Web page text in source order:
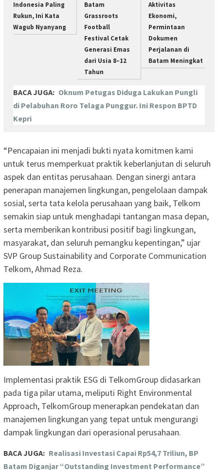
Indonesia Paling
Rukun, Ini Kata
Wagub Nyanyang
Batam
Grassroots
Football
Festival Cetak
Generasi Emas
dari Usia 8–12
Tahun
Aktivitas
Ekonomi,
Permintaan
Dokumen
Perjalanan di
Batam Meningkat
BACA JUGA: Oknum Petugas Diduga Lakukan Pungli
di Pelabuhan Roro Telaga Punggur. Ini Respon BPTD
Kepri
“Pencapaian ini menjadi bukti nyata komitmen kami
untuk terus memperkuat praktik keberlanjutan di seluruh
aspek dan entitas perusahaan. Dengan sinergi antara
penerapan manajemen lingkungan, pengelolaan dampak
sosial, serta tata kelola perusahaan yang baik, Telkom
semakin siap untuk menghadapi tantangan masa depan,
serta memberikan kontribusi positif bagi lingkungan,
masyarakat, dan seluruh pemangku kepentingan,” ujar
SVP Group Sustainability and Corporate Communication
Telkom, Ahmad Reza.
Implementasi praktik ESG di TelkomGroup didasarkan
pada tiga pilar utama, meliputi Right Environmental
Approach, TelkomGroup menerapkan pendekatan dan
manajemen lingkungan yang tepat untuk mengurangi
dampak lingkungan dari operasional perusahaan.
BACA JUGA: Realisasi Investasi Capai Rp54,7 Triliun, BP
Batam Diganjar “Outstanding Investment Performance”